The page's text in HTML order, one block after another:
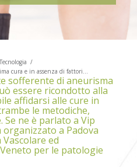
/
cura e in assenza di fattori...
sofferente di aneurisma
essere ricondotto alla
affidarsi alle cure in
le metodiche,
ne è parlato a Vip
a Padova
ed
per le patologie